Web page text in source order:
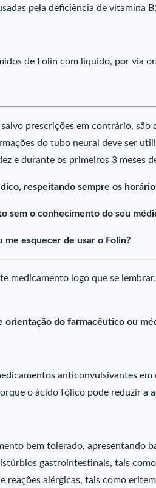
pela deficiência de vitamina
de Folin com líquido, por via
prescrições em contrário, são
do tubo neural deve ser
e durante os primeiros 3 meses
respeitando sempre os
sem o conhecimento do seu
esquecer de usar o Folin?
medicamento logo que se
orientação do farmacêutico ou
anticonvulsivantes
o ácido fólico pode reduzir a
bem tolerado, apresentando
gastrointestinais, tais
reações alérgicas, tais como